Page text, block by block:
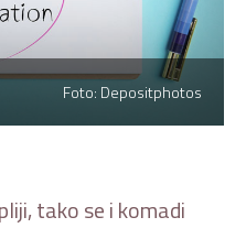
Foto: Depositphotos
tako se i komadi